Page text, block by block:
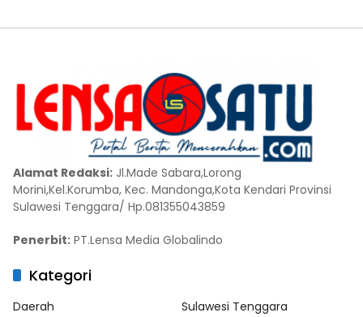
Alamat Redaksi: Jl.Made Sabara,Lorong
Morini,Kel.Korumba, Kec. Mandonga,Kota Kendari Provinsi
Sulawesi Tenggara/ Hp.081355043859
Penerbit: PT.Lensa Media Globalindo
Kategori
Daerah
Sulawesi Tenggara